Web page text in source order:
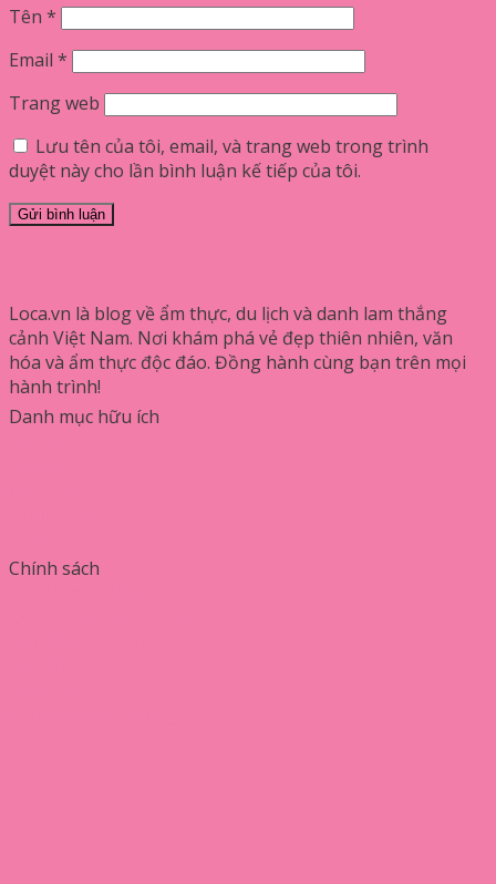
Tên *
Email *
Trang web
Lưu tên của tôi, email, và trang web trong trình
duyệt này cho lần bình luận kế tiếp của tôi.
Loca.vn là blog về ẩm thực, du lịch và danh lam thắng
cảnh Việt Nam. Nơi khám phá vẻ đẹp thiên nhiên, văn
hóa và ẩm thực độc đáo. Đồng hành cùng bạn trên mọi
hành trình!
Danh mục hữu ích
Chính sách